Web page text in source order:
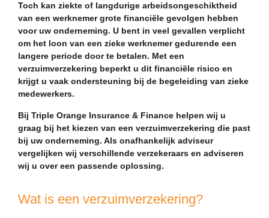
Toch kan ziekte of langdurige arbeidsongeschiktheid
van een werknemer grote financiële gevolgen hebben
voor uw onderneming. U bent in veel gevallen verplicht
om het loon van een zieke werknemer gedurende een
langere periode door te betalen. Met een
verzuimverzekering beperkt u dit financiële risico en
krijgt u vaak ondersteuning bij de begeleiding van zieke
medewerkers.
Bij Triple Orange Insurance & Finance helpen wij u
graag bij het kiezen van een verzuimverzekering die past
bij uw onderneming. Als onafhankelijk adviseur
vergelijken wij verschillende verzekeraars en adviseren
wij u over een passende oplossing.
Wat is een verzuimverzekering?